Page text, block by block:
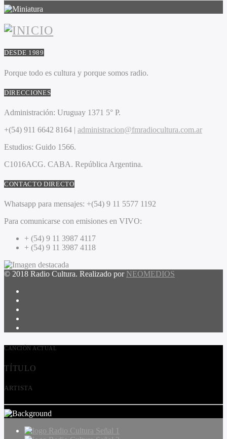
DESDE 1989
Porque todo es cultura y porque somos radio.
DIRECCIONES
Administración: Uruguay 1371 5° P.
+(54) 911 6642 8164 | administracion@fmradiocultura.com.ar
Estudios: Guido 1566.
C1016ACG. CABA. República Argentina.
CONTACTO DIRECTO
Whatsapp para mensajes: +(54) 9 11 5577 1192
Para comunicarse con emisiones en VIVO:
+ (54) 9 11 3987 4117
+ (54) 9 11 3987 4118
© 2018 Radio Cultura. Realizado por NEOMEDIOS
CANCIÓN ACTUAL
TÍTULO
ARTISTA
Radio Cultura Señal 1